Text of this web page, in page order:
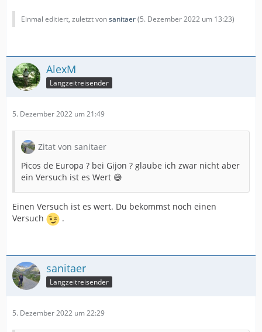
Einmal editiert, zuletzt vonsanitaer(5. Dezember 2022 um 13:23)
AlexM
Langzeitreisender
5. Dezember 2022 um 21:49
Zitat von sanitaer
Picos de Europa ? bei Gijon ? glaube ich zwar nicht aber
ein Versuch ist es Wert 😅
Einen Versuch ist es wert. Du bekommst noch einen
Versuch
.
sanitaer
Langzeitreisender
5. Dezember 2022 um 22:29